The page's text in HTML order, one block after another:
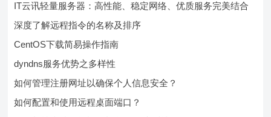
IT云讯轻量服务器：高性能、稳定网络、优质服务完美结合
深度了解远程指令的名称及排序
CentOS下载简易操作指南
dyndns服务优势之多样性
如何管理注册网址以确保个人信息安全？
如何配置和使用远程桌面端口？